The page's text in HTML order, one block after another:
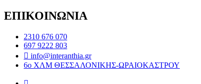
ΕΠΙΚΟΙΝΩΝΙΑ
2310 676 070
697 9222 803
info@interanthia.gr
6ο ΧΛΜ ΘΕΣΣΑΛΟΝΙΚΗΣ-ΩΡΑΙΟΚΑΣΤΡΟΥ